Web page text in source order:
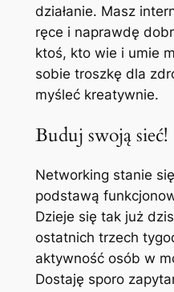
działanie. Masz
ręce i naprawdę
ktoś, kto wie i umie
sobie troszkę dla
myśleć kreatywnie.
Buduj swoją sieć!
Networking stanie
podstawą
Dzieje się tak już
ostatnich trzech
aktywność osób w
Dostaję sporo